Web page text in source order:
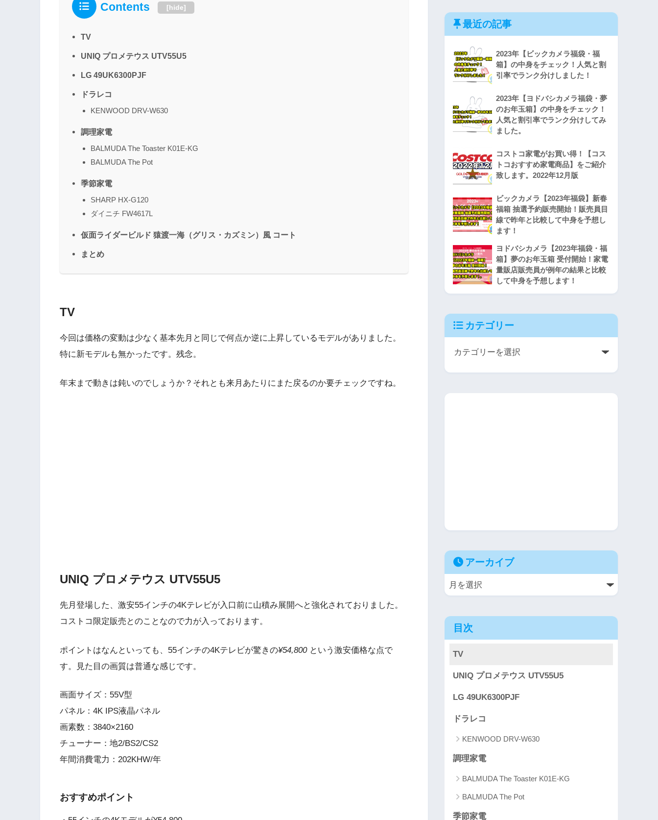
Contents [hide]
TV
UNIQ プロメテウス UTV55U5
LG 49UK6300PJF
ドラレコ
KENWOOD DRV-W630
調理家電
BALMUDA The Toaster K01E-KG
BALMUDA The Pot
季節家電
SHARP HX-G120
ダイニチ FW4617L
仮面ライダービルド 猿渡一海（グリス・カズミン）風 コート
まとめ
TV
今回は価格の変動は少なく基本先月と同じで何点か逆に上昇しているモデルがありました。
特に新モデルも無かったです。残念。
年末まで動きは鈍いのでしょうか？それとも来月あたりにまた戻るのか要チェックですね。
UNIQ プロメテウス UTV55U5
先月登場した、激安55インチの4Kテレビが入口前に山積み展開へと強化されておりました。
コストコ限定販売とのことなので力が入っております。
ポイントはなんといっても、55インチの4Kテレビが驚きの¥54,800という激安価格な点で
す。見た目の画質は普通な感じです。
画面サイズ：55V型
パネル：4K IPS液晶パネル
画素数：3840×2160
チューナー：地2/BS2/CS2
年間消費電力：202KHW/年
おすすめポイント
最近の記事
2023年【ビックカメラ福袋・福
箱】の中身をチェック！人気と割
引率でランク分けしました！
2023年【ヨドバシカメラ福袋・夢
のお年玉箱】の中身をチェック！
人気と割引率でランク分けしてみ
ました。
コストコ家電がお買い得！【コス
トコおすすめ家電商品】をご紹介
致します。2022年12月版
ビックカメラ【2023年福袋】新春
福箱 抽選予約販売開始！販売員目
線で昨年と比較して中身を予想し
ます！
ヨドバシカメラ【2023年福袋・福
箱】夢のお年玉箱 受付開始！家電
量販店販売員が例年の結果と比較
して中身を予想します！
カテゴリー
アーカイブ
目次
TV
UNIQ プロメテウス UTV55U5
LG 49UK6300PJF
ドラレコ
KENWOOD DRV-W630
調理家電
BALMUDA The Toaster K01E-KG
BALMUDA The Pot
季節家電